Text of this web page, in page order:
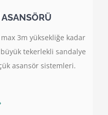
3m yüksekliğe kadar
tekerlekli sandalye
asansör sistemleri.